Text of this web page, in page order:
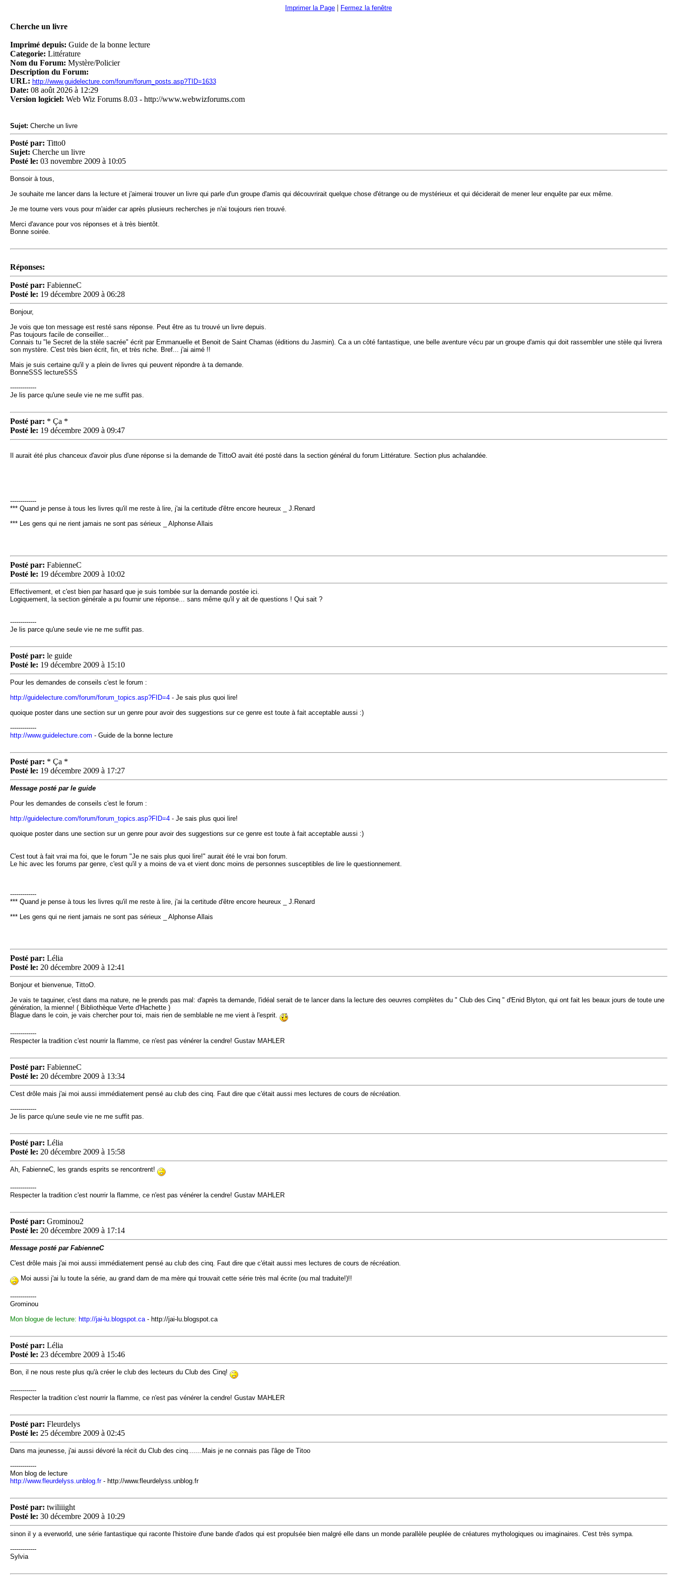
Imprimer la Page | Fermez la fenêtre
Cherche un livre
Imprimé depuis: Guide de la bonne lecture
Categorie: Littérature
Nom du Forum: Mystère/Policier
Description du Forum:
URL: http://www.guidelecture.com/forum/forum_posts.asp?TID=1633
Date: 08 août 2026 à 12:29
Version logiciel: Web Wiz Forums 8.03 - http://www.webwizforums.com
Sujet: Cherche un livre
Posté par: Titto0
Sujet: Cherche un livre
Posté le: 03 novembre 2009 à 10:05
Bonsoir à tous,
Je souhaite me lancer dans la lecture et j'aimerai trouver un livre qui parle d'un groupe d'amis qui découvrirait quelque chose d'étrange ou de mystérieux et qui déciderait de mener leur enquête par eux même.
Je me tourne vers vous pour m'aider car après plusieurs recherches je n'ai toujours rien trouvé.
Merci d'avance pour vos réponses et à très bientôt.
Bonne soirée.
Réponses:
Posté par: FabienneC
Posté le: 19 décembre 2009 à 06:28
Bonjour,
Je vois que ton message est resté sans réponse. Peut être as tu trouvé un livre depuis.
Pas toujours facile de conseiller...
Connais tu "le Secret de la stèle sacrée" écrit par Emmanuelle et Benoit de Saint Chamas (éditions du Jasmin). Ca a un côté fantastique, une belle aventure vécu par un groupe d'amis qui doit rassembler une stèle qui livrera
son mystère. C'est très bien écrit, fin, et très riche. Bref... j'ai aimé !!
Mais je suis certaine qu'il y a plein de livres qui peuvent répondre à ta demande.
BonneSSS lectureSSS
-------------
Je lis parce qu'une seule vie ne me suffit pas.
Posté par: * Ça *
Posté le: 19 décembre 2009 à 09:47
Il aurait été plus chanceux d'avoir plus d'une réponse si la demande de TittoO avait été posté dans la section général du forum Littérature. Section plus achalandée.
-------------
*** Quand je pense à tous les livres qu'il me reste à lire, j'ai la certitude d'être encore heureux _ J.Renard
*** Les gens qui ne rient jamais ne sont pas sérieux _ Alphonse Allais
Posté par: FabienneC
Posté le: 19 décembre 2009 à 10:02
Effectivement, et c'est bien par hasard que je suis tombée sur la demande postée ici.
Logiquement, la section générale a pu fournir une réponse... sans même qu'il y ait de questions ! Qui sait ?
-------------
Je lis parce qu'une seule vie ne me suffit pas.
Posté par: le guide
Posté le: 19 décembre 2009 à 15:10
Pour les demandes de conseils c'est le forum :
http://guidelecture.com/forum/forum_topics.asp?FID=4- Je sais plus quoi lire!
quoique poster dans une section sur un genre pour avoir des suggestions sur ce genre est toute à fait acceptable aussi :)
-------------
http://www.guidelecture.com - Guide de la bonne lecture
Posté par: * Ça *
Posté le: 19 décembre 2009 à 17:27
Message posté par le guide
Pour les demandes de conseils c'est le forum :
http://guidelecture.com/forum/forum_topics.asp?FID=4- Je sais plus quoi lire!
quoique poster dans une section sur un genre pour avoir des suggestions sur ce genre est toute à fait acceptable aussi :)
C'est tout à fait vrai ma foi, que le forum "Je ne sais plus quoi lire!" aurait été le vrai bon forum.
Le hic avec les forums par genre, c'est qu'il y a moins de va et vient donc moins de personnes susceptibles de lire le questionnement.
-------------
*** Quand je pense à tous les livres qu'il me reste à lire, j'ai la certitude d'être encore heureux _ J.Renard
*** Les gens qui ne rient jamais ne sont pas sérieux _ Alphonse Allais
Posté par: Lélia
Posté le: 20 décembre 2009 à 12:41
Bonjour et bienvenue, TittoO.
Je vais te taquiner, c'est dans ma nature, ne le prends pas mal: d'après ta demande, l'idéal serait de te lancer dans la lecture des oeuvres complètes du " Club des Cinq " d'Enid Blyton, qui ont fait les beaux jours de toute une
génération, la mienne! ( Bibliothèque Verte d'Hachette )
Blague dans le coin, je vais chercher pour toi, mais rien de semblable ne me vient à l'esprit.
-------------
Respecter la tradition c'est nourrir la flamme, ce n'est pas vénérer la cendre! Gustav MAHLER
Posté par: FabienneC
Posté le: 20 décembre 2009 à 13:34
C'est drôle mais j'ai moi aussi immédiatement pensé au club des cinq. Faut dire que c'était aussi mes lectures de cours de récréation.
-------------
Je lis parce qu'une seule vie ne me suffit pas.
Posté par: Lélia
Posté le: 20 décembre 2009 à 15:58
Ah, FabienneC, les grands esprits se rencontrent!
-------------
Respecter la tradition c'est nourrir la flamme, ce n'est pas vénérer la cendre! Gustav MAHLER
Posté par: Grominou2
Posté le: 20 décembre 2009 à 17:14
Message posté par FabienneC
C'est drôle mais j'ai moi aussi immédiatement pensé au club des cinq. Faut dire que c'était aussi mes lectures de cours de récréation.
Moi aussi j'ai lu toute la série, au grand dam de ma mère qui trouvait cette série très mal écrite (ou mal traduite!)!!
-------------
Grominou
Mon blogue de lecture: http://jai-lu.blogspot.ca- http://jai-lu.blogspot.ca
Posté par: Lélia
Posté le: 23 décembre 2009 à 15:46
Bon, il ne nous reste plus qu'à créer le club des lecteurs du Club des Cinq!
-------------
Respecter la tradition c'est nourrir la flamme, ce n'est pas vénérer la cendre! Gustav MAHLER
Posté par: Fleurdelys
Posté le: 25 décembre 2009 à 02:45
Dans ma jeunesse, j'ai aussi dévoré la récit du Club des cinq.......Mais je ne connais pas l'âge de Titoo
-------------
Mon blog de lecture
http://www.fleurdelyss.unblog.fr- http://www.fleurdelyss.unblog.fr
Posté par: twiliiight
Posté le: 30 décembre 2009 à 10:29
sinon il y a everworld, une série fantastique qui raconte l'histoire d'une bande d'ados qui est propulsée bien malgré elle dans un monde parallèle peuplée de créatures mythologiques ou imaginaires. C'est très sympa.
-------------
Sylvia